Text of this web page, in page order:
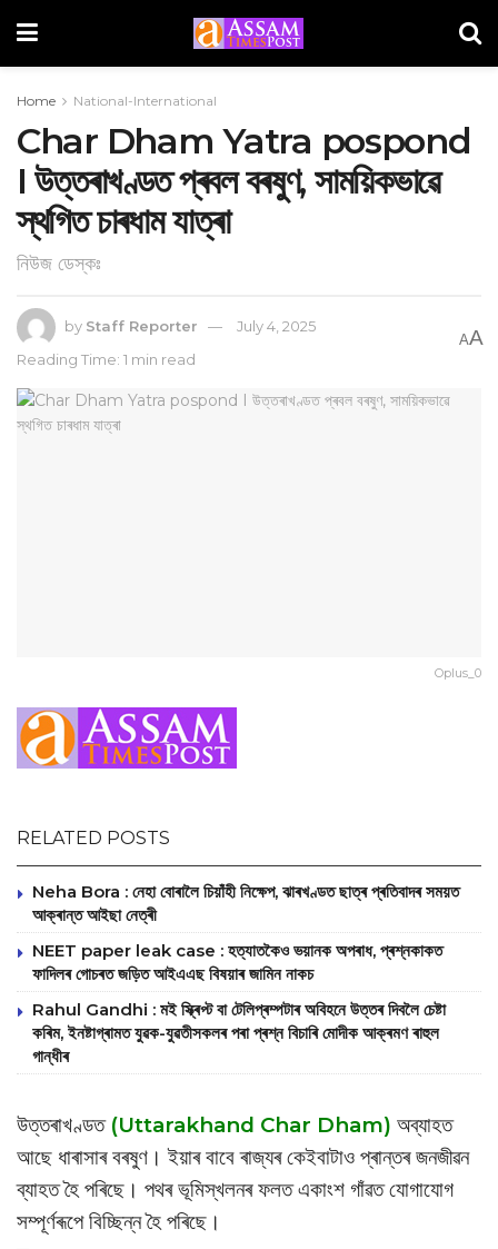
Home National-International
Char Dham Yatra pospond
I উত্তৰাখণ্ডত প্ৰবল বৰষুণ, সাময়িকভাৱে
স্থগিত চাৰধাম যাত্ৰা
নিউজ ডেস্কঃ
by Staff Reporter
July 4, 2025
Reading Time: 1 min read
AA
Oplus_0
RELATED POSTS
Neha Bora : নেহা বোৰালৈ চিয়াঁহী নিক্ষেপ, ঝাৰখণ্ডত ছাত্ৰ প্ৰতিবাদৰ সময়ত
আক্ৰান্ত আইছা নেত্ৰী
NEET paper leak case : হত্যাতকৈও ভয়ানক অপৰাধ, প্ৰশ্নকাকত
ফাদিলৰ গোচৰত জড়িত আইএএছ বিষয়াৰ জামিন নাকচ
Rahul Gandhi : মই স্ক্ৰিপ্ট বা টেলিপ্ৰম্পটাৰ অবিহনে উত্তৰ দিবলৈ চেষ্টা
কৰিম, ইনষ্টাগ্ৰামত যুৱক-যুৱতীসকলৰ পৰা প্ৰশ্ন বিচাৰি মোদীক আক্ৰমণ ৰাহুল
গান্ধীৰ
উত্তৰাখণ্ডত (Uttarakhand Char Dham) অব্যাহত
আছে ধাৰাসাৰ বৰষুণ। ইয়াৰ বাবে ৰাজ্যৰ কেইবাটাও প্ৰান্তৰ জনজীৱন
ব্যাহত হৈ পৰিছে। পথৰ ভূমিস্খলনৰ ফলত একাংশ গাঁৱত যোগাযোগ
সম্পূৰ্ণৰূপে বিচ্ছিন্ন হৈ পৰিছে।